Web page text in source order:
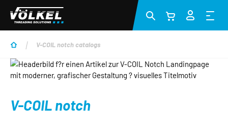
Skip to main content
V-COIL notch catalogs
V-COIL notch